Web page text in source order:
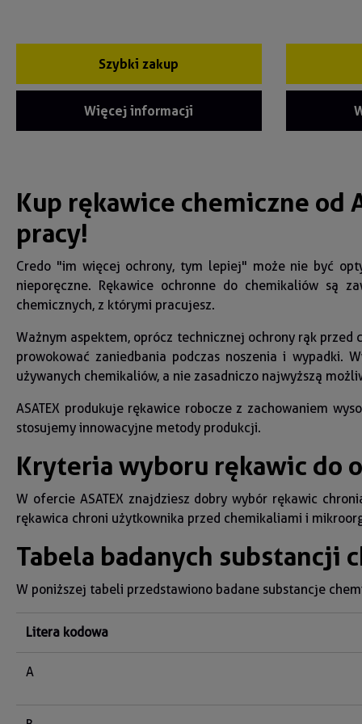
Szybki zakup
Więcej informacji
Kup rękawice chemiczne od
pracy!
Credo "im więcej ochrony, tym lepiej" może nie być
nieporęczne. Rękawice ochronne do chemikaliów są
chemicznych, z którymi pracujesz.
Ważnym aspektem, oprócz technicznej ochrony rąk
prowokować zaniedbania podczas noszenia i wypadki.
używanych chemikaliów, a nie zasadniczo najwyższą
ASATEX produkuje rękawice robocze z zachowaniem
stosujemy innowacyjne metody produkcji.
Kryteria wyboru rękawic do
W ofercie ASATEX znajdziesz dobry wybór rękawic
rękawica chroni użytkownika przed chemikaliami i
Tabela badanych substancji
W poniższej tabeli przedstawiono badane substancje
Litera kodowa
A